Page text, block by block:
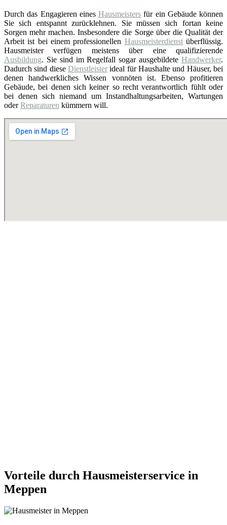
Durch das Engagieren eines Hausmeisters für ein Gebäude können
Sie sich entspannt zurücklehnen. Sie müssen sich fortan keine
Sorgen mehr machen. Insbesondere die Sorge über die Qualität der
Arbeit ist bei einem professionellen Hausmeisterdienstüberflüssig.
Hausmeister verfügen meistens über eine qualifizierende
Ausbildung. Sie sind im Regelfall sogar ausgebildete Handwerker.
Dadurch sind diese Dienstleister ideal für Haushalte und Häuser, bei
denen handwerkliches Wissen vonnöten ist. Ebenso profitieren
Gebäude, bei denen sich keiner so recht verantwortlich fühlt oder
bei denen sich niemand um Instandhaltungsarbeiten, Wartungen
oderReparaturen kümmern will.
Vorteile durch Hausmeisterservice in
Meppen